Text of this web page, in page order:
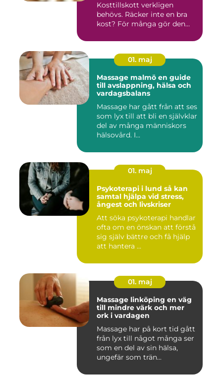
Kosttillskott verkligen
behövs. Räcker inte en bra
kost? För många gör den
01. maj
Massage malmö en guide
till avslappning, hälsa och
vardagsbalans
Massage har gått från att ses
som lyx till att bli en självklar
del av många människors
hälsovård. I...
01. maj
Psykoterapi i lund så kan
samtal hjälpa vid stress,
ångest och livskriser
Att söka psykoterapi handlar
ofta om en önskan att förstå
sig själv bättre och få hjälp
att hantera ...
01. maj
Massage linköping en väg
till mindre värk och mer
ork i vardagen
Massage har på kort tid gått
från lyx till något många ser
som en del av sin hälsa,
ungefär som trän...